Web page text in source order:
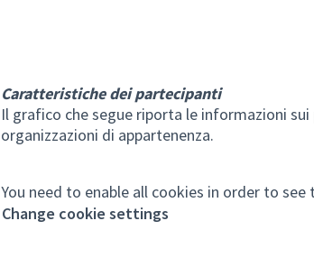
Caratteristiche dei partecipanti
Il grafico che segue riporta le informazioni
organizzazioni di appartenenza.
You need to enable all cookies in order to see
Change cookie settings